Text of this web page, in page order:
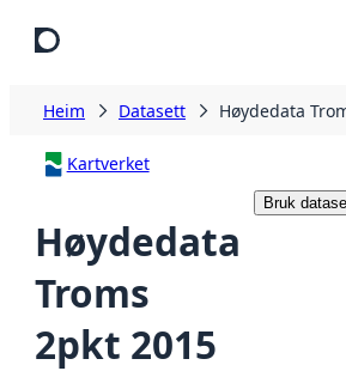
Heim Datasett Høydedata
Kartverket
Høydedata
Troms
2pkt 2015
Bruk